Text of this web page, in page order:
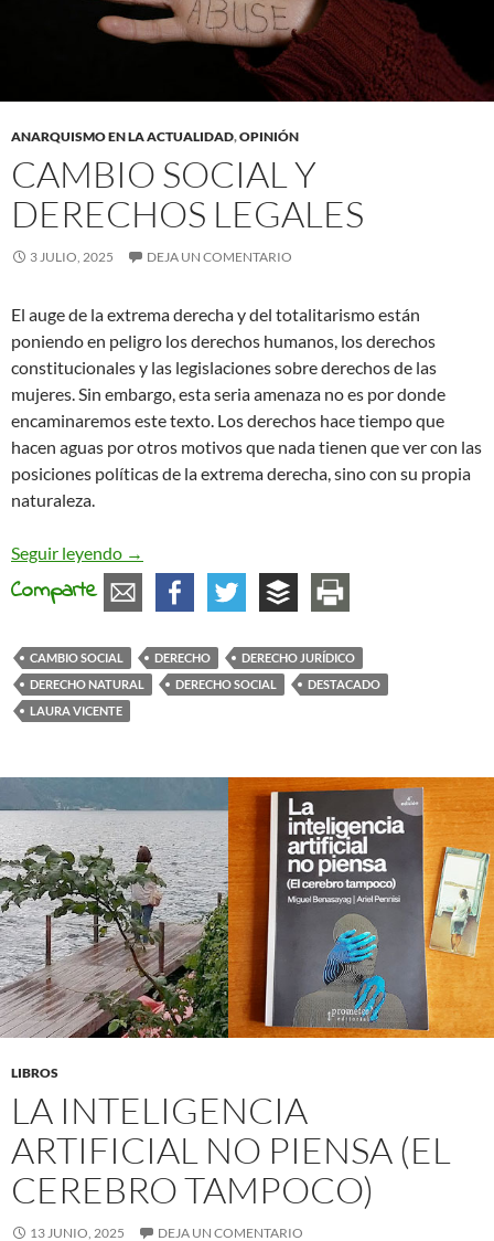
ANARQUISMO EN LA ACTUALIDAD,OPINIÓN
CAMBIO SOCIAL Y
DERECHOS LEGALES
3 JULIO, 2025 DEJA UN COMENTARIO
El auge de la extrema derecha y del totalitarismo están
poniendo en peligro los derechos humanos, los derechos
constitucionales y las legislaciones sobre derechos de las
mujeres. Sin embargo, esta seria amenaza no es por donde
encaminaremos este texto. Los derechos hace tiempo que
hacen aguas por otros motivos que nada tienen que ver con las
posiciones políticas de la extrema derecha, sino con su propia
naturaleza.
Seguir leyendo Cambio social y derechos legales
→
Comparte
CAMBIO SOCIAL DERECHO
DERECHO JURÍDICO
DERECHO NATURAL
DERECHO SOCIAL
DESTACADO
LAURA VICENTE
LIBROS
LA INTELIGENCIA
ARTIFICIAL NO PIENSA (EL
CEREBRO TAMPOCO)
13 JUNIO, 2025 DEJA UN COMENTARIO